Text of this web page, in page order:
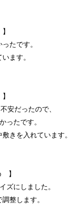
たです。
ます。
安だったので、
ったです。
きを入れています。
】
ズにしました。
整します。